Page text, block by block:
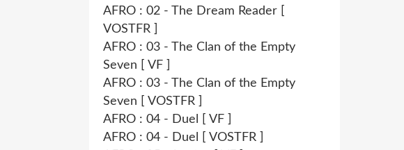
AFRO : 02 - The Dream Reader [
VOSTFR ]
AFRO : 03 - The Clan of the Empty
Seven [ VF ]
AFRO : 03 - The Clan of the Empty
Seven [ VOSTFR ]
AFRO : 04 - Duel [ VF ]
AFRO : 04 - Duel [ VOSTFR ]